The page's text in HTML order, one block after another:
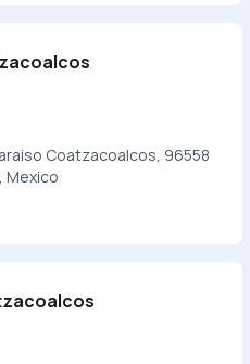
Coatzacoalcos, 96558
Mexico